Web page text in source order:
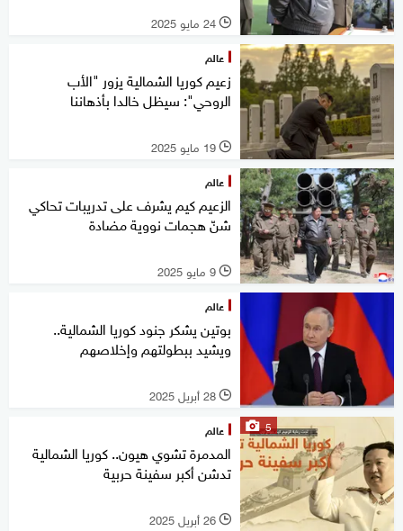
l 24 مايو 2025
عالم
زعيم كوريا الشمالية يزور "الأب
الروحي": سيظل خالدا بأذهاننا
l 19 مايو 2025
عالم
الزعيم كيم يشرف على تدريبات تحاكي
شنّ هجمات نووية مضادة
l 9 مايو 2025
عالم
بوتين يشكر جنود كوريا الشمالية..
ويشيد ببطولتهم وإخلاصهم
l 28 أبريل 2025
5 عالم
المدمرة تشوي هيون.. كوريا الشمالية
تدشن أكبر سفينة حربية
l 26 أبريل 2025